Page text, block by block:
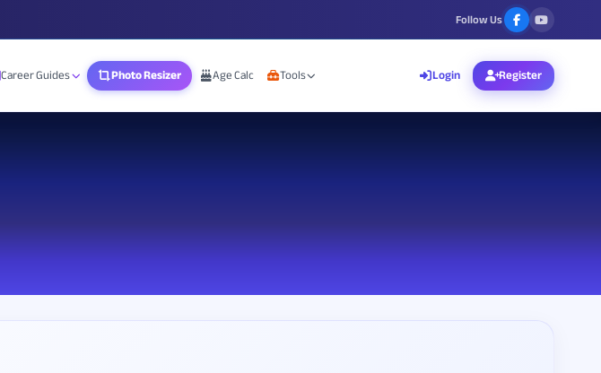
Follow Us
Career Guides Photo Resizer Age Calc Tools Login Register